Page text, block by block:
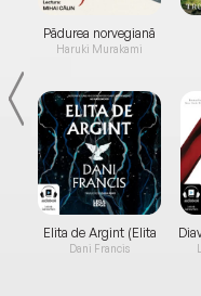
Pădurea norvegiană
Haruki Murakami
Elita de Argint (Elita
de...
Dani Francis